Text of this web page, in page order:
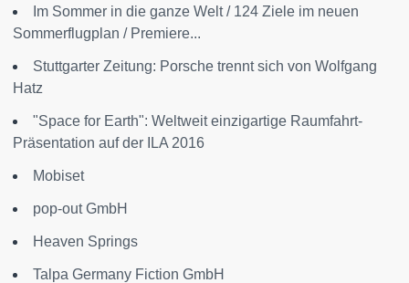
Im Sommer in die ganze Welt / 124 Ziele im neuen
Sommerflugplan / Premiere...
Stuttgarter Zeitung: Porsche trennt sich von Wolfgang
Hatz
"Space for Earth": Weltweit einzigartige Raumfahrt-
Präsentation auf der ILA 2016
Mobiset
pop-out GmbH
Heaven Springs
Talpa Germany Fiction GmbH